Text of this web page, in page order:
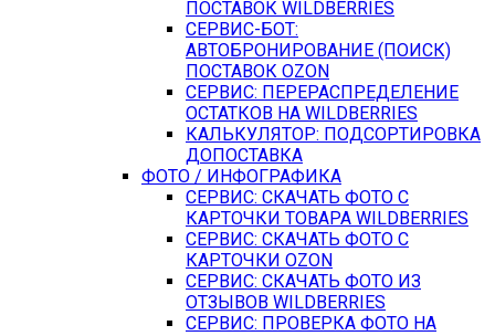
ПОСТАВОК WILDBERRIES
СЕРВИС-БОТ:
АВТОБРОНИРОВАНИЕ (ПОИСК)
ПОСТАВОК OZON
СЕРВИС: ПЕРЕРАСПРЕДЕЛЕНИЕ
ОСТАТКОВ НА WILDBERRIES
КАЛЬКУЛЯТОР: ПОДСОРТИРОВКА
ДОПОСТАВКА
ФОТО / ИНФОГРАФИКА
СЕРВИС: СКАЧАТЬ ФОТО С
КАРТОЧКИ ТОВАРА WILDBERRIES
СЕРВИС: СКАЧАТЬ ФОТО С
КАРТОЧКИ OZON
СЕРВИС: СКАЧАТЬ ФОТО ИЗ
ОТЗЫВОВ WILDBERRIES
СЕРВИС: ПРОВЕРКА ФОТО НА